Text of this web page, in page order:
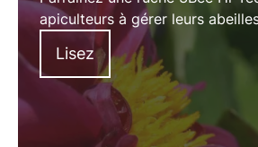
apiculteurs à gérer leurs
optimale grâce à une
la biodiversité.
Lisez